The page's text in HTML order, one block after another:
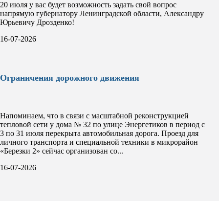
20 июля у вас будет возможность задать свой вопрос
напрямую губернатору Ленинградской области, Александру
Юрьевичу Дрозденко!
16-07-2026
Ограничения дорожного движения
Напоминаем, что в связи с масштабной реконструкцией
тепловой сети у дома № 32 по улице Энергетиков в период с
3 по 31 июля перекрыта автомобильная дорога. Проезд для
личного транспорта и специальной техники в микрорайон
«Березки 2» сейчас организован со...
16-07-2026